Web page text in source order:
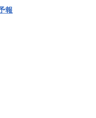
報